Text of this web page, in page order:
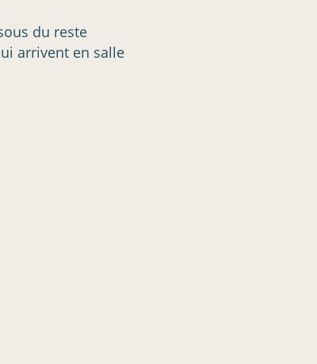
du reste
arrivent en salle